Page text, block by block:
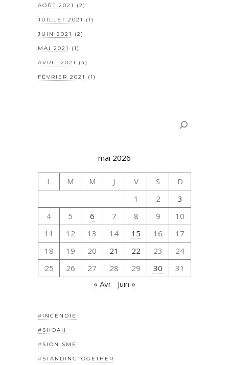
AOÛT 2021 (2)
JUILLET 2021 (1)
JUIN 2021 (2)
MAI 2021 (1)
AVRIL 2021 (4)
FÉVRIER 2021 (1)
mai 2026
L M M J V S
D
1
2
3
4
5 6 7 8 9
10
11
12 13 14 15 16
17
18
19 20 21 22 23
24
25
26 27 28 29 30
31
« Avr
Juin »
#INCENDIE
#SHOAH
#SIONISME
#STANDINGTOGETHER